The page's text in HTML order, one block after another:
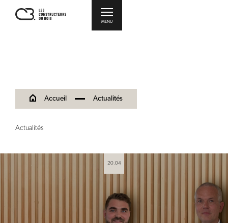
MENU
Accueil Actualités
Actualités
20.04